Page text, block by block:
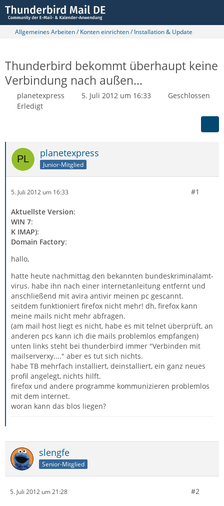
Allgemeines Arbeiten / Konten einrichten / Installation & Update
Thunderbird bekommt überhaupt keine
Verbindung nach außen...
planetexpress 5. Juli 2012 um 16:33
Geschlossen
Erledigt
planetexpress
Junior-Mitglied
5. Juli 2012 um 16:33 #1
Aktuellste Version:
WIN 7:
K IMAP):
Domain Factory:
hallo,
hatte heute nachmittag den bekannten bundeskriminalamt-
virus. habe ihn nach einer internetanleitung entfernt und
anschließend mit avira antivir meinen pc gescannt.
seitdem funktioniert firefox nicht mehr! dh, firefox kann
meine mails nicht mehr abfragen.
(am mail host liegt es nicht, habe es mit telnet überprüft, an
anderen pcs kann ich die mails problemlos empfangen)
unten links steht bei thunderbird immer "Verbinden mit
mailserverxy...." aber es tut sich nichts.
habe TB mehrfach installiert, deinstalliert, ein ganz neues
profil angelegt, nichts hilft.
firefox und andere programme kommunizieren problemlos
mit dem internet.
woran kann das blos liegen?
slengfe
Senior-Mitglied
5. Juli 2012 um 21:28 #2